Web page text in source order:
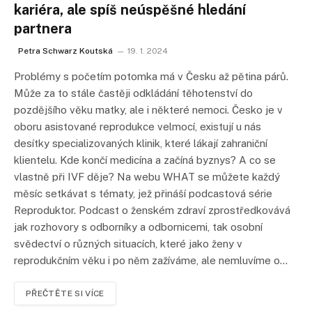
kariéra, ale spíš neúspěšné hledání
partnera
Petra Schwarz Koutská 19. 1. 2024
Problémy s početím potomka má v Česku až pětina párů.
Může za to stále častěji odkládání těhotenství do
pozdějšího věku matky, ale i některé nemoci. Česko je v
oboru asistované reprodukce velmocí, existují u nás
desítky specializovaných klinik, které lákají zahraniční
klientelu. Kde končí medicína a začíná byznys? A co se
vlastně při IVF děje? Na webu WHAT se můžete každý
měsíc setkávat s tématy, jež přináší podcastová série
Reproduktor. Podcast o ženském zdraví zprostředkovává
jak rozhovory s odborníky a odbornicemi, tak osobní
svědectví o různých situacích, které jako ženy v
reprodukčním věku i po něm zažíváme, ale nemluvíme o…
PŘEČTĚTE SI VÍCE